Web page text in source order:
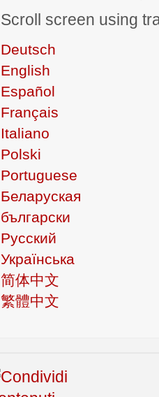
Scroll screen using
Deutsch
English
Español
Français
Italiano
Polski
Portuguese
Беларуская
български
Русский
Українська
简体中文
繁體中文